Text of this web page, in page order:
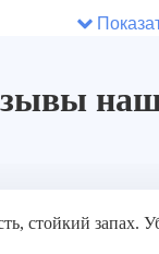
стойкий запах.